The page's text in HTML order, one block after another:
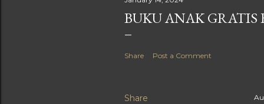
BUKU ANAK GRATIS
Share Post a Comment
Share